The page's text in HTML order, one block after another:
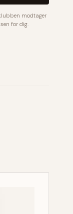
modtager
for dig.